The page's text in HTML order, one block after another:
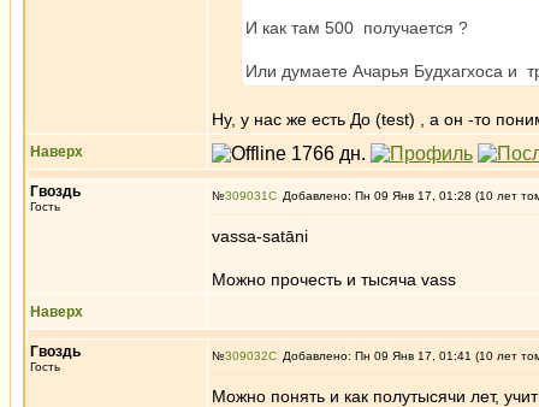
И как там 500 получается ?
Или думаете Ачарья Будхагхоса и
Ну, у нас же есть До (test) , а он -то
Наверх
Гвоздь
Гость
№309031 Добавлено: Пн 09 Янв 17, 01:28 (10 лет
vassa-satāni
Можно прочесть и тысяча vass
Наверх
Гвоздь
Гость
№309032 Добавлено: Пн 09 Янв 17, 01:41 (10 лет
Можно понять и как полутысячи лет,